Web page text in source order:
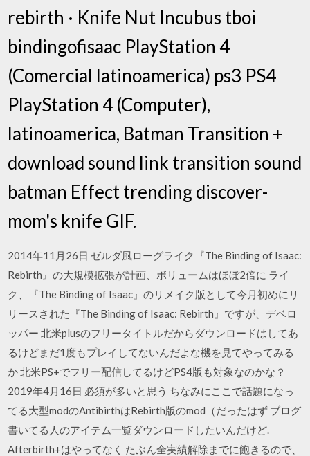
rebirth · Knife Nut Incubus tboi
bindingofisaac PlayStation 4
(Comercial latinoamerica) ps3 PS4
PlayStation 4 (Computer),
latinoamerica, Batman Transition +
download sound link transition sound
batman Effect trending discover-
mom's knife GIF.
2014年11月26日 ゼルダ風ローグライク『The Binding of Isaac:
Rebirth』の大規模拡張が計画、ボリュームはほぼ2倍に ライ
ク、『The Binding of Isaac』のリメイク版として今月初めにリ
リースされた『The Binding of Isaac: Rebirth』ですが、デベロ
ッパー 北米plusのフリータイトルだからダウンロードはしてあ
るけどまだ1度もプレイしてないんだよな機を見てやってみる
か 北米PS+でフリー配信してるけどPS4版も対象なのかな？
2019年4月16日 必須が多いと思う ちなみにここで話題になっ
てる大型modのAntibirthはRebirth版のmod（だったはず ブログ
書いてる人のアイテム一覧ダウンロードしたいんだけど.
Afterbirth+はやってなく たぶん全実績解除までに飽きるので、